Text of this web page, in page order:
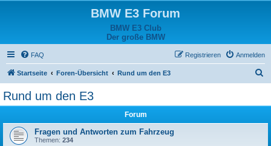
BMW E3 Forum
BMW E3 Club
Der große BMW
FAQ Anmelden
Registrieren
Startseite Foren-Übersicht Rund um den E3
Rund um den E3
Forum
Fragen und Antworten zum Fahrzeug
Themen: 234